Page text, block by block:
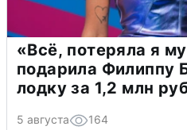
«Всё, потеряла я
подарила Филиппу
лодку за 1,2 млн
5 августа 164